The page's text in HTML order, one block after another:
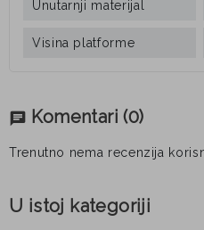
Unutarnji materijal
Visina platforme
chat Komentari (0)
Trenutno nema recenzija
U istoj kategoriji